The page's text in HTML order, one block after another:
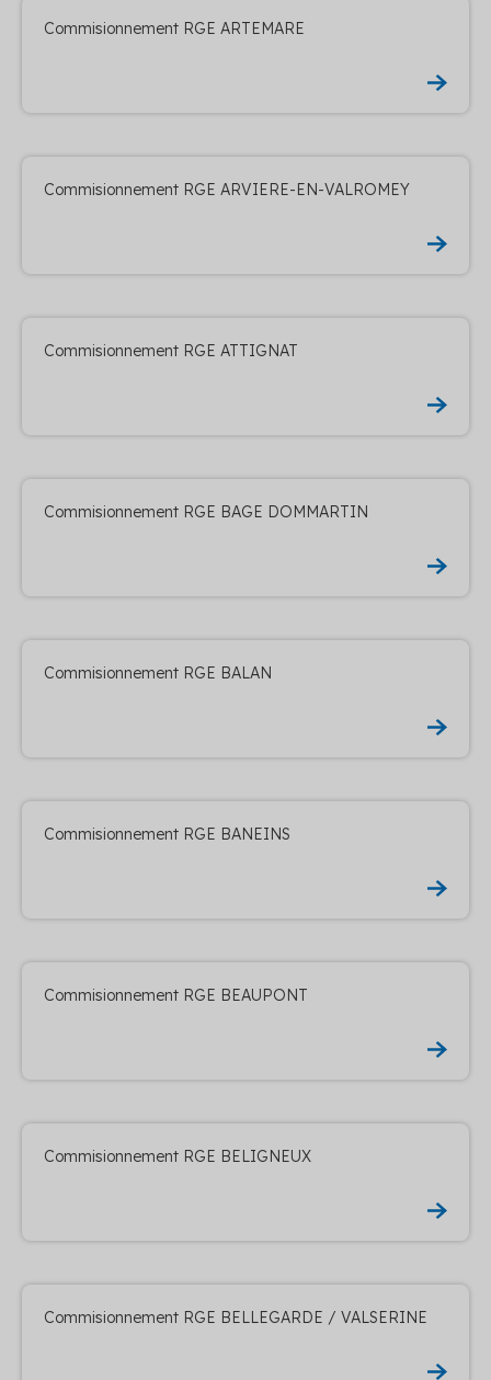
Commisionnement RGE ARTEMARE
Commisionnement RGE ARVIERE-EN-VALROMEY
Commisionnement RGE ATTIGNAT
Commisionnement RGE BAGE DOMMARTIN
Commisionnement RGE BALAN
Commisionnement RGE BANEINS
Commisionnement RGE BEAUPONT
Commisionnement RGE BELIGNEUX
Commisionnement RGE BELLEGARDE / VALSERINE